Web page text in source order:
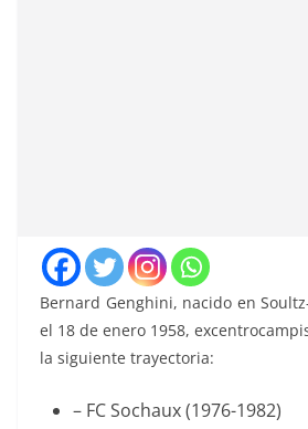
Bernard Genghini, nacido en
el 18 de enero 1958,
la siguiente trayectoria:
– FC Sochaux (1976-1982)